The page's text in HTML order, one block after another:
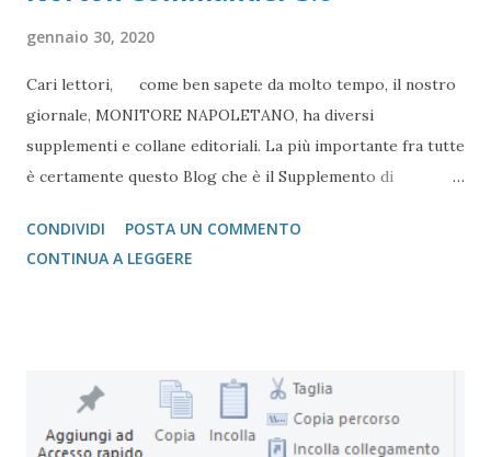
gennaio 30, 2020
Cari lettori, come ben sapete da molto tempo, il nostro
giornale, MONITORE NAPOLETANO, ha diversi
supplementi e collane editoriali. La più importante fra tutte
è certamente questo Blog che è il Supplemento di
nascita
CONDIVIDI
POSTA UN COMMENTO
CONTINUA A LEGGERE